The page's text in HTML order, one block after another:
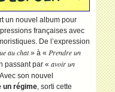
un nouvel album pour
françaises avec
De l’expression
au chat» à « Prendre un
passant par « avoir un
son nouvel
un régime, sorti cette